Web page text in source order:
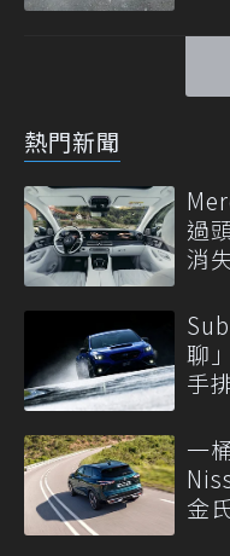
熱門新聞
過
消
聊
手
一
金